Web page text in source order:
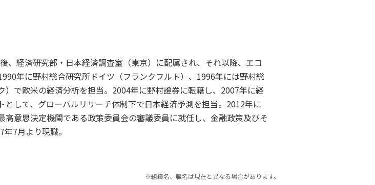
、経済研究部・日本経済調査室（東京）に配属され、それ以降、エコ
年に野村総合研究所ドイツ（フランクフルト）、1996年には野村総
）で欧米の経済分析を担当。2004年に野村證券に転籍し、2007年に経
として、グローバルリサーチ体制下で日本経済予測を担当。2012年に
高意思決定機関である政策委員会の審議委員に就任し、金融政策及びそ
7月より現職。
※組織名、職名は現在と異なる場合があります。